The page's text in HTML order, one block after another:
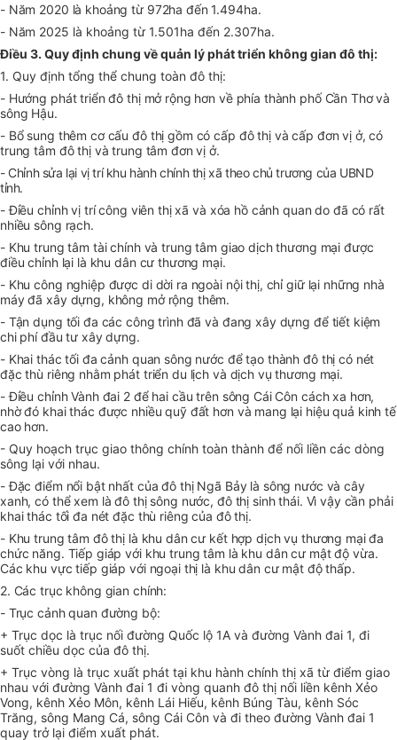
- Năm 2020 là khoảng từ 972ha đến 1.494ha.
- Năm 2025 là khoảng từ 1.501ha đến 2.307ha.
Điều 3. Quy định chung về quản lý phát triển không gian đô thị:
1. Quy định tổng thể chung toàn đô thị:
- Hướng phát triển đô thị mở rộng hơn về phía thành phố Cần Thơ và
sông Hậu.
- Bổ sung thêm cơ cấu đô thị gồm có cấp đô thị và cấp đơn vị ở, có
trung tâm đô thị và trung tâm đơn vị ở.
- Chỉnh sửa lại vị trí khu hành chính thị xã theo chủ trương của UBND
tỉnh.
- Điều chỉnh vị trí công viên thị xã và xóa hồ cảnh quan do đã có rất
nhiều sông rạch.
- Khu trung tâm tài chính và trung tâm giao dịch thương mại được
điều chỉnh lại là khu dân cư thương mại.
- Khu công nghiệp được di dời ra ngoài nội thị, chỉ giữ lại những nhà
máy đã xây dựng, không mở rộng thêm.
- Tận dụng tối đa các công trình đã và đang xây dựng để tiết kiệm
chi phí đầu tư xây dựng.
- Khai thác tối đa cảnh quan sông nước để tạo thành đô thị có nét
đặc thù riêng nhằm phát triển du lịch và dịch vụ thương mại.
- Điều chỉnh Vành đai 2 để hai cầu trên sông Cái Côn cách xa hơn,
nhờ đó khai thác được nhiều quỹ đất hơn và mang lại hiệu quả kinh tế
cao hơn.
- Quy hoạch trục giao thông chính toàn thành để nối liền các dòng
sông lại với nhau.
- Đặc điểm nổi bật nhất của đô thị Ngã Bảy là sông nước và cây
xanh, có thể xem là đô thị sông nước, đô thị sinh thái. Vì vậy cần phải
khai thác tối đa nét đặc thù riêng của đô thị.
- Khu trung tâm đô thị là khu dân cư kết hợp dịch vụ thương mại đa
chức năng. Tiếp giáp với khu trung tâm là khu dân cư mật độ vừa.
Các khu vực tiếp giáp với ngoại thị là khu dân cư mật độ thấp.
2. Các trục không gian chính:
- Trục cảnh quan đường bộ:
+ Trục dọc là trục nối đường Quốc lộ 1A và đường Vành đai 1, đi
suốt chiều dọc của đô thị.
+ Trục vòng là trục xuất phát tại khu hành chính thị xã từ điểm giao
nhau với đường Vành đai 1 đi vòng quanh đô thị nối liền kênh Xẻo
Vong, kênh Xẻo Môn, kênh Lái Hiếu, kênh Búng Tàu, kênh Sóc
Trăng, sông Mang Cá, sông Cái Côn và đi theo đường Vành đai 1
quay trở lại điểm xuất phát.